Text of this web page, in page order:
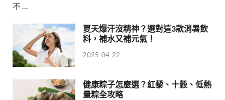
不 …
夏天爆汗沒精神？選對這3款消暑飲
料，補水又補元氣！
2025-04-22
健康粽子怎麼選？紅藜、十穀、低熱
量粽全攻略